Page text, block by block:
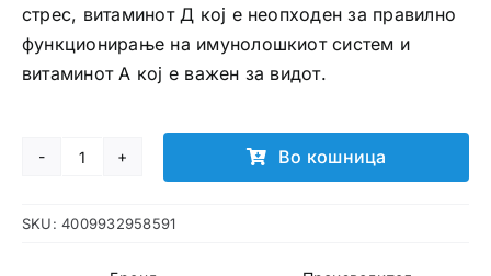
стрес, витаминот Д кој е неопходен за правилно
функционирање на имунолошкиот систем и
витаминот А кој е важен за видот.
Doppelherz
Omega-
Во кошница
SKU:4009932958591